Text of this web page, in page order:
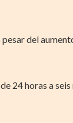
del
horas a